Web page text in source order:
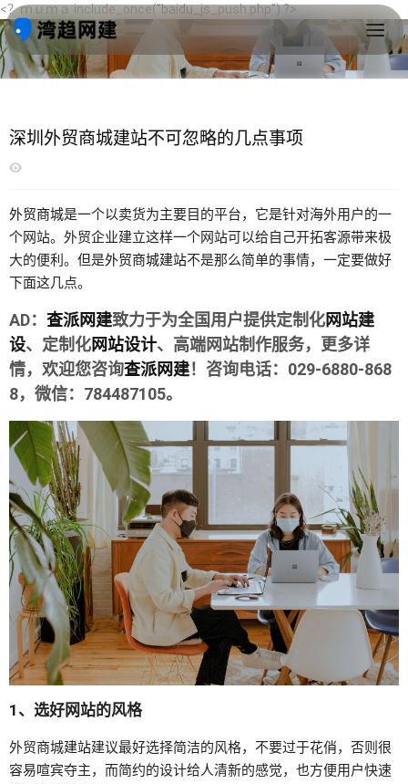
<？ｍｕｍａ include_once("baidu_js_push.php") ?>
深圳外贸商城建站不可忽略的几点事项
外贸商城是一个以卖货为主要目的平台，它是针对海外用户的一
个网站。外贸企业建立这样一个网站可以给自己开拓客源带来极
大的便利。但是外贸商城建站不是那么简单的事情，一定要做好
下面这几点。
AD： 查派网建致力于为全国用户提供定制化网站建
设、定制化网站设计、高端网站制作服务，更多详
情，欢迎您咨询查派网建！咨询电话：029-6880-868
8，微信：784487105。
1、选好网站的风格
外贸商城建站建议最好选择简洁的风格，不要过于花俏，否则很
容易喧宾夺主，而简约的设计给人清新的感觉，也方便用户快速